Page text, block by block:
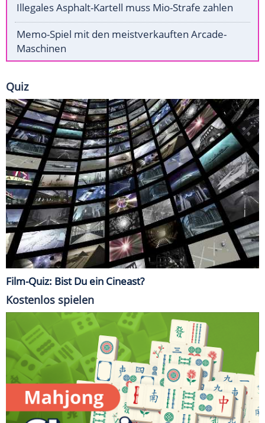
Illegales Asphalt-Kartell muss Mio-Strafe zahlen
Memo-Spiel mit den meistverkauften Arcade-
Maschinen
Quiz
Film-Quiz: Bist Du ein Cineast?
Kostenlos spielen